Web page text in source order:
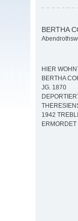
BERTHA
HIER
BERTHA
JG. 1870
1942
ERMORDET